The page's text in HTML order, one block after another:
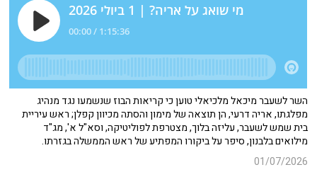
השר לשעבר מיכאל מלכיאלי טוען כי קריאות הבוז שנשמעו נגד מנהיג
מפלגתו, אריה דרעי, הן תוצאה של מימון והסתה מכיוון קפלן; ראש עיריית
בית שמש לשעבר, עליזה בלוך, מצטרפת לפוליטיקה, וסא"ל א', מג"ד
מילואים בלבנון, סיפר על ביקורו המפתיע של ראש הממשלה בגזרתו.
01/07/2026